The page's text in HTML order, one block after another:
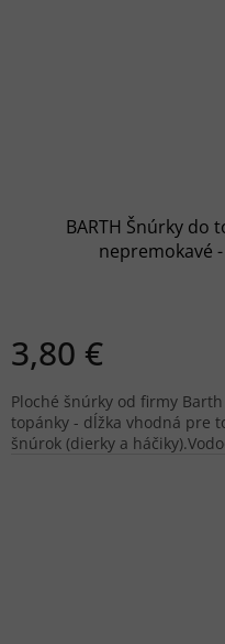
BARTH Šnúrky do
nepremokavé
3,80 €
Ploché šnúrky od firmy
topánky - dĺžka vhodná pre
šnúrok (dierky a